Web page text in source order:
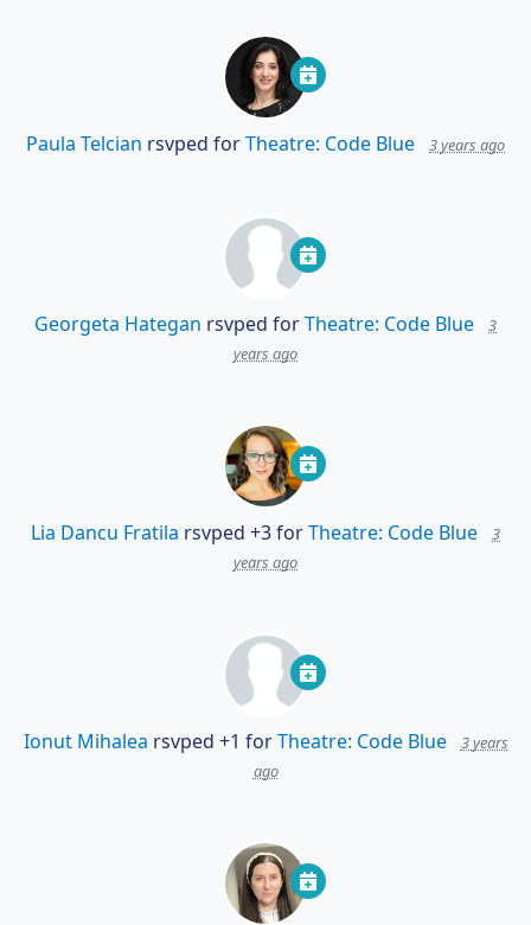
Paula Telcian rsvped forTheatre: Code Blue 3 years ago
Georgeta Hategan rsvped forTheatre: Code Blue
3
years ago
Lia Dancu Fratila rsvped +3 forTheatre: Code Blue
3
years ago
Ionut Mihalea rsvped +1 forTheatre: Code Blue
3 years
ago